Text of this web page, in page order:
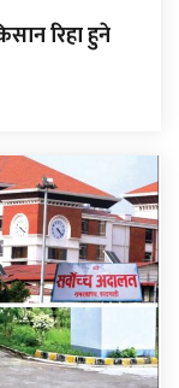
रिहा हुने